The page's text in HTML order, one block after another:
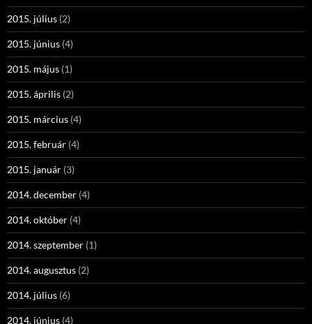
2015. július (2)
2015. június (4)
2015. május (1)
2015. április (2)
2015. március (4)
2015. február (4)
2015. január (3)
2014. december (4)
2014. október (4)
2014. szeptember (1)
2014. augusztus (2)
2014. július (6)
2014. június (4)